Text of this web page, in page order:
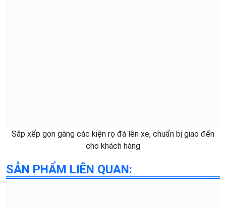
Sắp xếp gọn gàng các kiện rọ đá lên xe, chuẩn bị giao đến
cho khách hàng
SẢN PHẨM LIÊN QUAN: